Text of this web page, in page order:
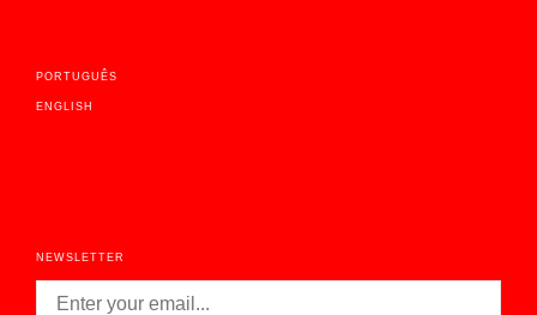
PORTUGUÊS
ENGLISH
NEWSLETTER